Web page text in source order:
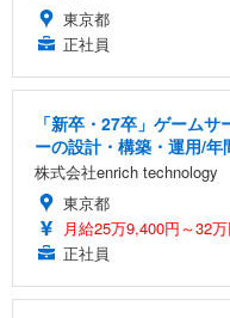
東京都
正社員
「新卒・27卒」ゲーム
ーの設計・構築・運用/年
株式会社enrich technology
東京都
月給25万9,400円～32
正社員